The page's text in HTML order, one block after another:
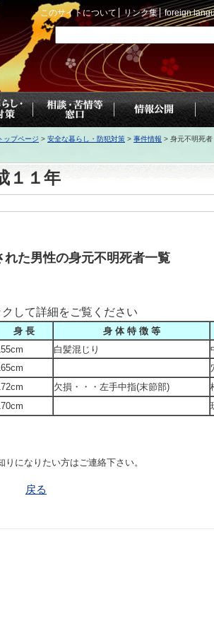
このサイトについて リンク集 foreign
ップページ > 安全な暮らし・防犯対策 > 事件情報 > 身元不明死
１１年
れた男性の身元不明死者一覧
して詳細をご覧ください
身 長 身 体 特 徴 等
白髪混じり
欠損・・・左手中指(末節部)
になりたい方はご連絡下さい。
戻る